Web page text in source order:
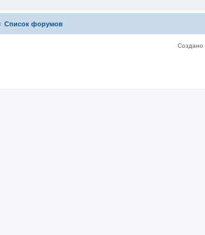
Список форумов
Создано